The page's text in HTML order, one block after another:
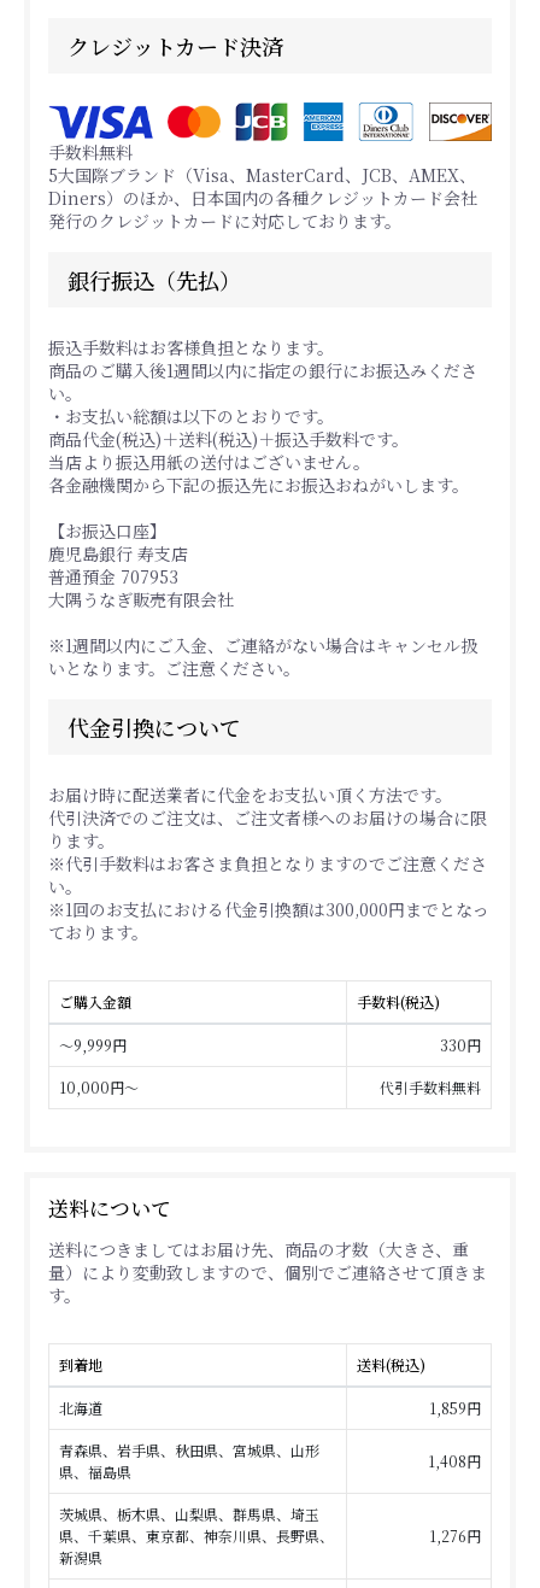
クレジットカード決済
手数料無料
5大国際ブランド（Visa、MasterCard、JCB、AMEX、
Diners）のほか、日本国内の各種クレジットカード会社
発行のクレジットカードに対応しております。
銀行振込（先払）
振込手数料はお客様負担となります。
商品のご購入後1週間以内に指定の銀行にお振込みくださ
い。
・お支払い総額は以下のとおりです。
商品代金(税込)＋送料(税込)＋振込手数料です。
当店より振込用紙の送付はございません。
各金融機関から下記の振込先にお振込おねがいします。
【お振込口座】
鹿児島銀行 寿支店
普通預金 707953
大隅うなぎ販売有限会社
※1週間以内にご入金、ご連絡がない場合はキャンセル扱
いとなります。ご注意ください。
代金引換について
お届け時に配送業者に代金をお支払い頂く方法です。
代引決済でのご注文は、ご注文者様へのお届けの場合に限
ります。
※代引手数料はお客さま負担となりますのでご注意くださ
い。
※1回のお支払における代金引換額は300,000円までとなっ
ております。
ご購入金額 手数料(税込)
～9,999円 330円
10,000円～ 代引手数料無料
送料について
送料につきましてはお届け先、商品の才数（大きさ、重
量）により変動致しますので、個別でご連絡させて頂きま
す。
到着地 送料(税込)
北海道 1,859円
青森県、岩手県、秋田県、宮城県、山形
県、福島県
1,408円
茨城県、栃木県、山梨県、群馬県、埼玉
県、千葉県、東京都、神奈川県、長野県、
新潟県
1,276円